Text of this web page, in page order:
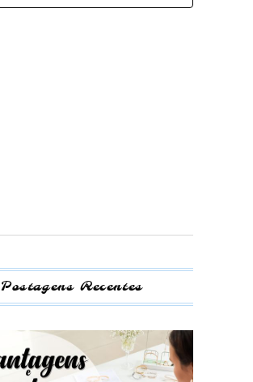
Postagens Recentes